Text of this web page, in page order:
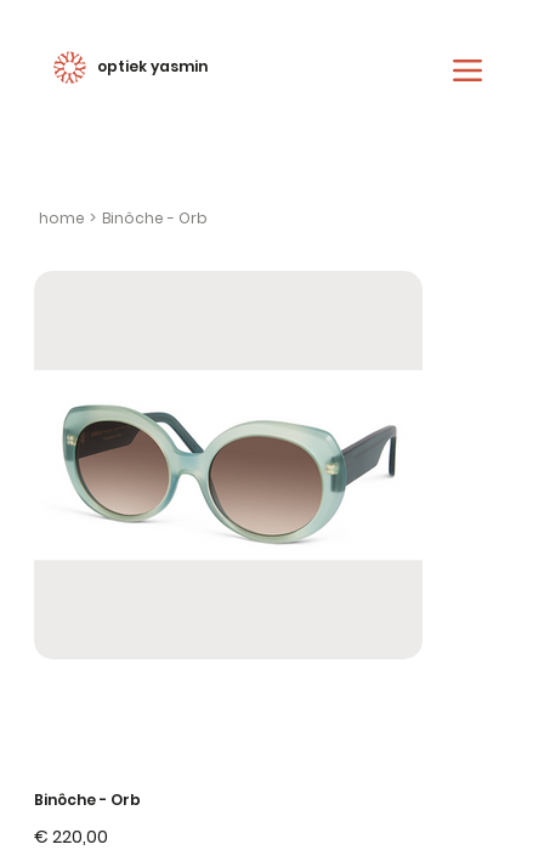
optiek yasmin
home > Binôche - Orb
Binôche - Orb
Prijs
€ 220,00